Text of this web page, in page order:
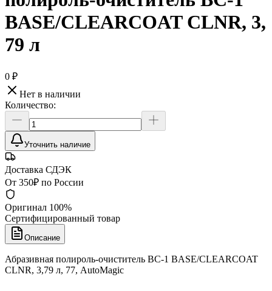
BASE/CLEARCOAT CLNR, 3,
79 л
0 ₽
Нет в наличии
Количество:
Уточнить наличие
Доставка СДЭК
От 350₽ по России
Оригинал 100%
Сертифицированный товар
Описание
Абразивная полироль-очиститель BC-1 BASE/CLEARCOAT
CLNR, 3,79 л, 77, AutoMagic